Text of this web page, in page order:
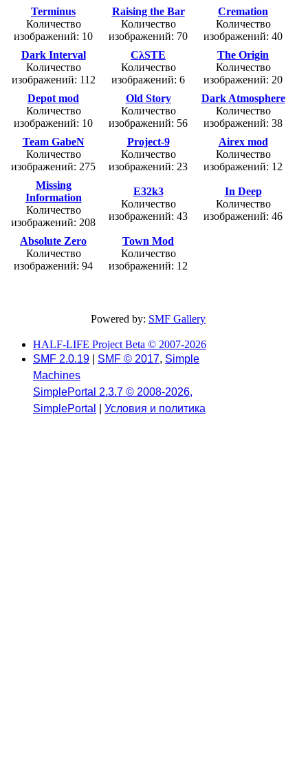
Terminus
Количество
изображений: 10
Raising the Bar
Количество
изображений: 70
Cremation
Количество
изображений: 40
Dark Interval
Количество
изображений: 112
CλSTE
Количество
изображений: 6
The Origin
Количество
изображений: 20
Depot mod
Количество
изображений: 10
Old Story
Количество
изображений: 56
Dark Atmosphere
Количество
изображений: 38
Team GabeN
Количество
изображений: 275
Project-9
Количество
изображений: 23
Airex mod
Количество
изображений: 12
Missing
Information
Количество
изображений: 208
E32k3
Количество
изображений: 43
In Deep
Количество
изображений: 46
Absolute Zero
Количество
изображений: 94
Town Mod
Количество
изображений: 12
Powered by: SMF Gallery
HALF-LIFE Project Beta © 2007-2026
SMF 2.0.19
SMF © 2017, Simple
Machines
SimplePortal 2.3.7 © 2008-2026,
SimplePortal
Условия и политика